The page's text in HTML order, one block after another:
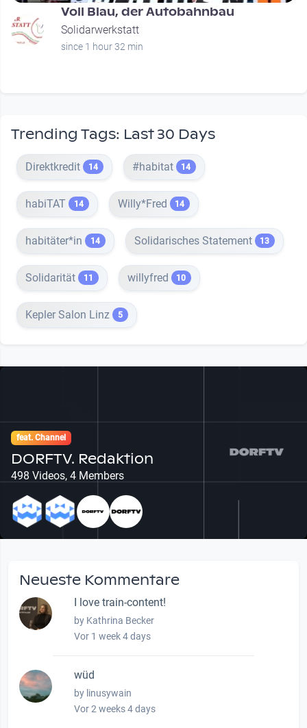
Voll Blau, der Autobahnbau
Solidarwerkstatt
since 1 hour 32 min
Trending Tags: Last 30 Days
Direktkredit 14 #habitat 14
habiTAT 14 Willy*Fred 14
habitäter*in 14 Solidarisches Statement 13
Solidarität 11 willyfred 10
Kepler Salon Linz 5
feat. Channel
DORFTV. Redaktion
498 Videos, 4 Members
Neueste Kommentare
I love train-content!
by Kathrina Becker
Vor 1 week 4 days
wüd
by linusywain
Vor 2 weeks 4 days